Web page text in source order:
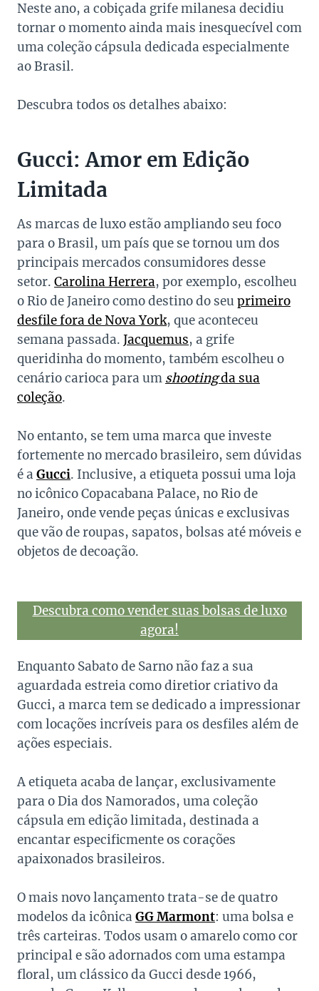
Neste ano, a cobiçada grife milanesa decidiu
tornar o momento ainda mais inesquecível com
uma coleção cápsula dedicada especialmente
ao Brasil.
Descubra todos os detalhes abaixo:
Gucci: Amor em Edição
Limitada
As marcas de luxo estão ampliando seu foco
para o Brasil, um país que se tornou um dos
principais mercados consumidores desse
setor. Carolina Herrera, por exemplo, escolheu
o Rio de Janeiro como destino do seu primeiro
desfile fora de Nova York, que aconteceu
semana passada. Jacquemus, a grife
queridinha do momento, também escolheu o
cenário carioca para um shootingda sua
coleção.
No entanto, se tem uma marca que investe
fortemente no mercado brasileiro, sem dúvidas
é a Gucci. Inclusive, a etiqueta possui uma loja
no icônico Copacabana Palace, no Rio de
Janeiro, onde vende peças únicas e exclusivas
que vão de roupas, sapatos, bolsas até móveis e
objetos de decoação.
Descubra como vender suas bolsas de luxo
agora!
Enquanto Sabato de Sarno não faz a sua
aguardada estreia como diretior criativo da
Gucci, a marca tem se dedicado a impressionar
com locações incríveis para os desfiles além de
ações especiais.
A etiqueta acaba de lançar, exclusivamente
para o Dia dos Namorados, uma coleção
cápsula em edição limitada, destinada a
encantar especificmente os corações
apaixonados brasileiros.
O mais novo lançamento trata-se de quatro
modelos da icônica GG Marmont: uma bolsa e
três carteiras. Todos usam o amarelo como cor
principal e são adornados com uma estampa
floral, um clássico da Gucci desde 1966,